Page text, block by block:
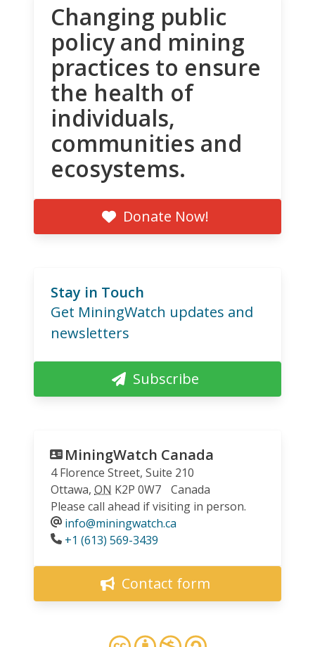
Changing public
policy and mining
practices to ensure
the health of
individuals,
communities and
ecosystems.
Donate Now!
Stay in Touch
Get MiningWatch updates and
newsletters
Subscribe
MiningWatch Canada
4 Florence Street, Suite 210
Ottawa, ON K2P 0W7
Canada
Please call ahead if visiting in person.
info@miningwatch.ca
Phone
+1 (613) 569-3439
Contact form